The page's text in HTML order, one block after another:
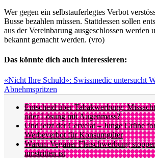
Wer gegen ein selbstauferlegtes Verbot
Busse bezahlen müssen. Stattdessen sollen
aus der Vereinbarung ausgeschlossen werden
bekannt gemacht werden. (vro)
Das könnte dich auch interessieren:
«Nicht Ihre Schuld»: Swissmedic untersucht
Abnehmspritzen
Entscheid über Tabakwerbung:
oder Lösung mit Augenmass?
Und jetzt der Cervelat – Junge Grüne
Werbeverbot für Konsumgüter
Warum Veganer Fleischwerbung
umstritten ist